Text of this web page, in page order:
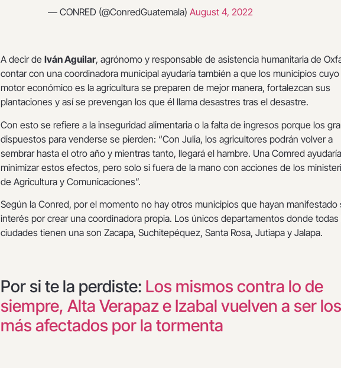
— CONRED (@ConredGuatemala) August 4, 2022
A decir de Iván Aguilar, agrónomo y responsable de asistencia humanitaria de
contar con una coordinadora municipal ayudaría también a que los municipios cuyo
motor económico es la agricultura se preparen de mejor manera, fortalezcan sus
plantaciones y así se prevengan los que él llama desastres tras el desastre.
Con esto se refiere a la inseguridad alimentaria o la falta de ingresos porque los
dispuestos para venderse se pierden: “Con Julia, los agricultores podrán volver a
sembrar hasta el otro año y mientras tanto, llegará el hambre. Una Comred
minimizar estos efectos, pero solo si fuera de la mano con acciones de los
de Agricultura y Comunicaciones”.
Según la Conred, por el momento no hay otros municipios que hayan manifestado
interés por crear una coordinadora propia. Los únicos departamentos donde todas
ciudades tienen una son Zacapa, Suchitepéquez, Santa Rosa, Jutiapa y Jalapa.
Por si te la perdiste: Los mismos contra lo de
siempre, Alta Verapaz e Izabal vuelven a ser los
más afectados por la tormenta